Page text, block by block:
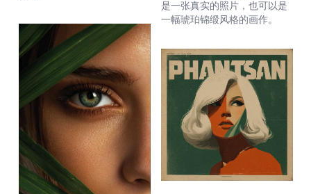
是一张真实的照片，也可以是
一幅琥珀锦缎风格的画作。